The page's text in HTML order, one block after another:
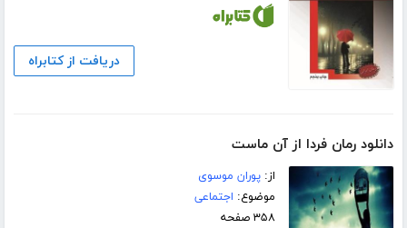
دریافت از کتابراه
دانلود رمان فردا از آن ماست
از:پوران موسوی
موضوع: اجتماعی
۳۵۸ صفحه